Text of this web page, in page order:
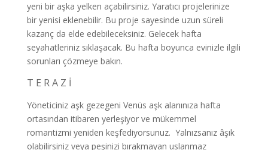
yeni bir aşka yelken açabilirsiniz. Yaratıcı projelerinize
bir yenisi eklenebilir. Bu proje sayesinde uzun süreli
kazanç da elde edebileceksiniz. Gelecek hafta
seyahatleriniz sıklaşacak. Bu hafta boyunca evinizle ilgili
sorunları çözmeye bakın.
T E R A Z İ
Yöneticiniz aşk gezegeni Venüs aşk alanınıza hafta
ortasından itibaren yerleşiyor ve mükemmel
romantizmi yeniden keşfediyorsunuz. Yalnızsanız âşık
olabilirsiniz veya peşinizi bırakmayan uslanmaz